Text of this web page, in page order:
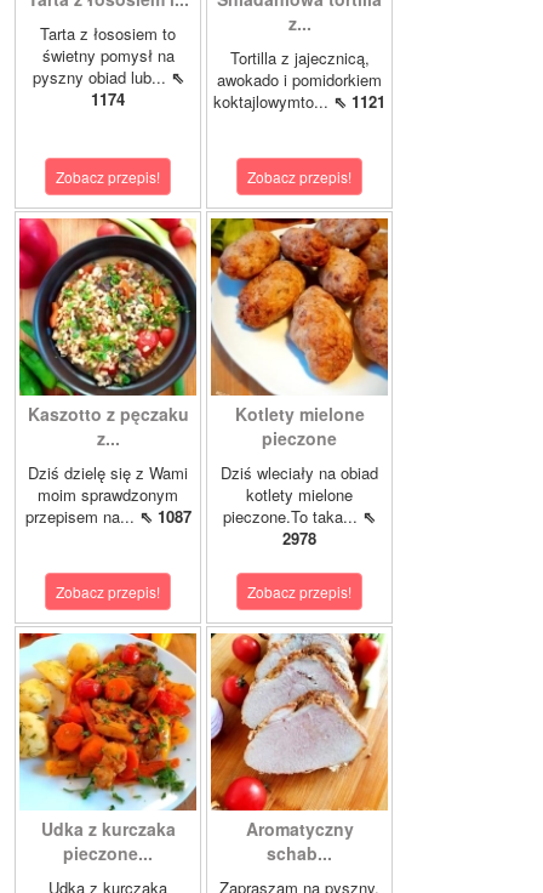
Tarta z łososiem to
świetny pomysł na
pyszny obiad lub... ⇖
1174
Zobacz przepis!
z...
Tortilla z jajecznicą,
awokado i pomidorkiem
koktajlowymto... ⇖ 1121
Zobacz przepis!
Kaszotto z pęczaku
z...
Dziś dzielę się z Wami
moim sprawdzonym
przepisem na... ⇖ 1087
Zobacz przepis!
Kotlety mielone
pieczone
Dziś wleciały na obiad
kotlety mielone
pieczone.To taka... ⇖
2978
Zobacz przepis!
Udka z kurczaka
pieczone...
Udka z kurczaka
Aromatyczny
schab...
Zapraszam na pyszny,